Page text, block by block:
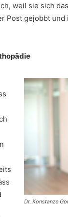
weil sie sich
Post gejobbt und
Dr. Konstanze